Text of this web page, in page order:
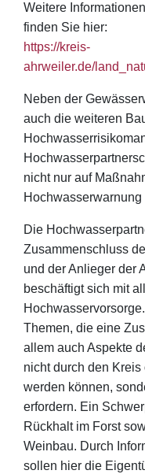
Weitere
finden Sie hier:
https://kreis-
ahrweiler.de/
Neben der
auch die weiteren
nicht nur auf
Die
Zusammenschluss
und der Anlieger der
beschäftigt sich mit
Themen, die eine
allem auch Aspekte
nicht durch den
werden können,
erfordern. Ein
Rückhalt im Forst
Weinbau. Durch
sollen hier die